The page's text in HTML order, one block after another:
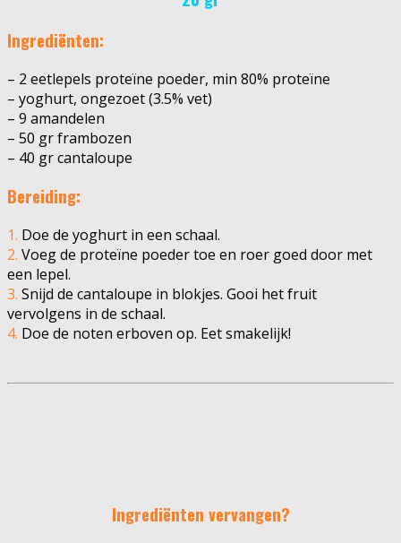
Ingrediënten:
– 2 eetlepels proteïne poeder, min 80% proteïne
– yoghurt, ongezoet (3.5% vet)
– 9 amandelen
– 50 gr frambozen
– 40 gr cantaloupe
Bereiding:
1. Doe de yoghurt in een schaal.
2. Voeg de proteïne poeder toe en roer goed door met
een lepel.
3. Snijd de cantaloupe in blokjes. Gooi het fruit
vervolgens in de schaal.
4. Doe de noten erboven op. Eet smakelijk!
Ingrediënten vervangen?